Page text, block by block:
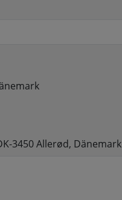
3450 Allerød, Dänemark